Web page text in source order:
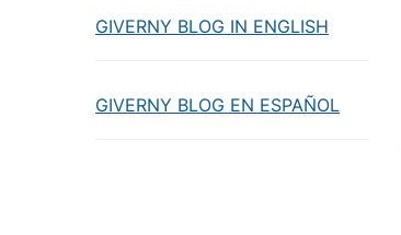
GIVERNY BLOG IN ENGLISH
GIVERNY BLOG EN ESPAÑOL